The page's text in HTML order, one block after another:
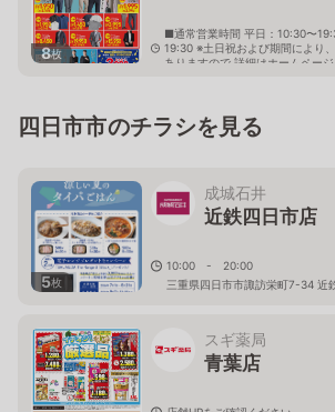
8枚
■通常営業時間 平日：10:30〜
19:30 ※土日祝および期間により
ありますので 詳細はホームペー
四日市市のチラシを見る
5枚
成城石井
近鉄四日市店
10:00 - 20:00
三重県四日市市諏訪栄町7-34 近
スギ薬局
青葉店